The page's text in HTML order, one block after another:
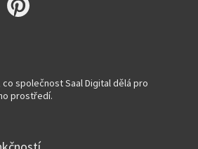
společnost Saal Digital dělá pro
prostředí.